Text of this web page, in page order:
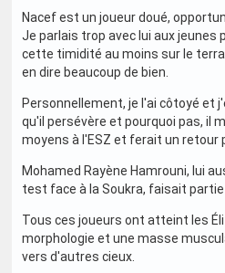
Nacef est un joueur doué,
Je parlais trop avec lui aux jeunes
cette timidité au moins sur le
en dire beaucoup de bien.
Personnellement, je l'ai côtoyé et
qu'il persévère et pourquoi pas, il
moyens à l'ESZ et ferait un retour
Mohamed Rayène Hamrouni, lui
test face à la Soukra, faisait
Tous ces joueurs ont atteint les
morphologie et une masse
vers d'autres cieux.